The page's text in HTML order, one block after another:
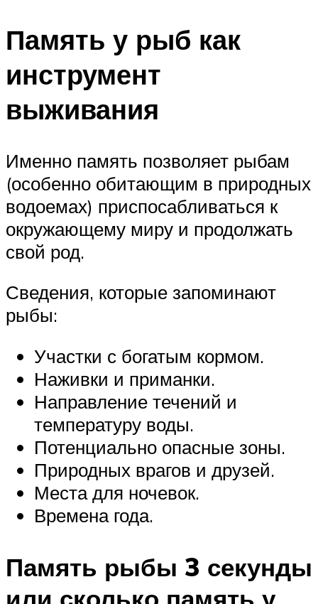
Память у рыб как
инструмент
выживания
Именно память позволяет рыбам
(особенно обитающим в природных
водоемах) приспосабливаться к
окружающему миру и продолжать
свой род.
Сведения, которые запоминают
рыбы:
Участки с богатым кормом.
Наживки и приманки.
Направление течений и
температуру воды.
Потенциально опасные зоны.
Природных врагов и друзей.
Места для ночевок.
Времена года.
Память рыбы 3 секунды